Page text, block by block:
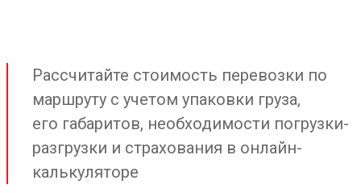
Рассчитайте стоимость перевозки по
маршруту с учетом упаковки груза,
его габаритов, необходимости погрузки-
разгрузки и страхования в онлайн-
калькуляторе